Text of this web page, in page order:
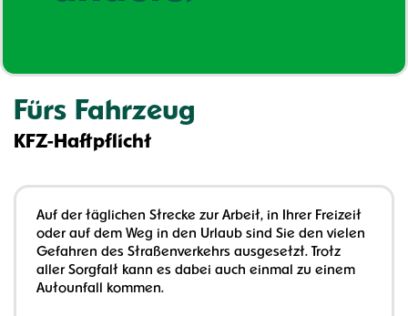
Fürs Fahrzeug
KFZ-Haftpflicht
Auf der täglichen Strecke zur Arbeit, in Ihrer Freizeit
oder auf dem Weg in den Urlaub sind Sie den vielen
Gefahren des Straßenverkehrs ausgesetzt. Trotz
aller Sorgfalt kann es dabei auch einmal zu einem
Autounfall kommen.